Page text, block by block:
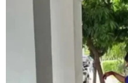
Ca vi phẫu ghép da đầu
giúp bé gái phục hồi sau